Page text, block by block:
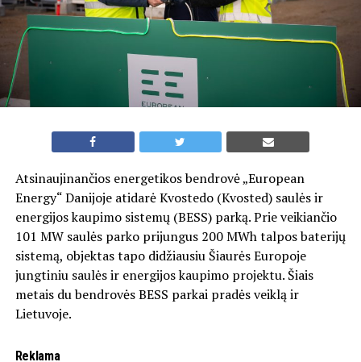
Atsinaujinančios energetikos bendrovė „European
Energy“ Danijoje atidarė Kvostedo (Kvosted) saulės ir
energijos kaupimo sistemų (BESS) parką. Prie veikiančio
101 MW saulės parko prijungus 200 MWh talpos baterijų
sistemą, objektas tapo didžiausiu Šiaurės Europoje
jungtiniu saulės ir energijos kaupimo projektu. Šiais
metais du bendrovės BESS parkai pradės veiklą ir
Lietuvoje.
Reklama